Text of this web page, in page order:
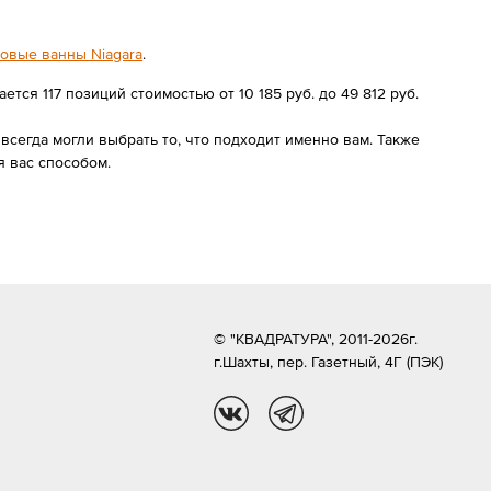
ванны Niagara.
117 позиций стоимостью от 10 185 руб. до 49 812 руб.
могли выбрать то, что подходит именно вам. Также
способом.
© "КВАДРАТУРА", 2011-2026г.
г.Шахты, пер. Газетный, 4Г (ПЭК)